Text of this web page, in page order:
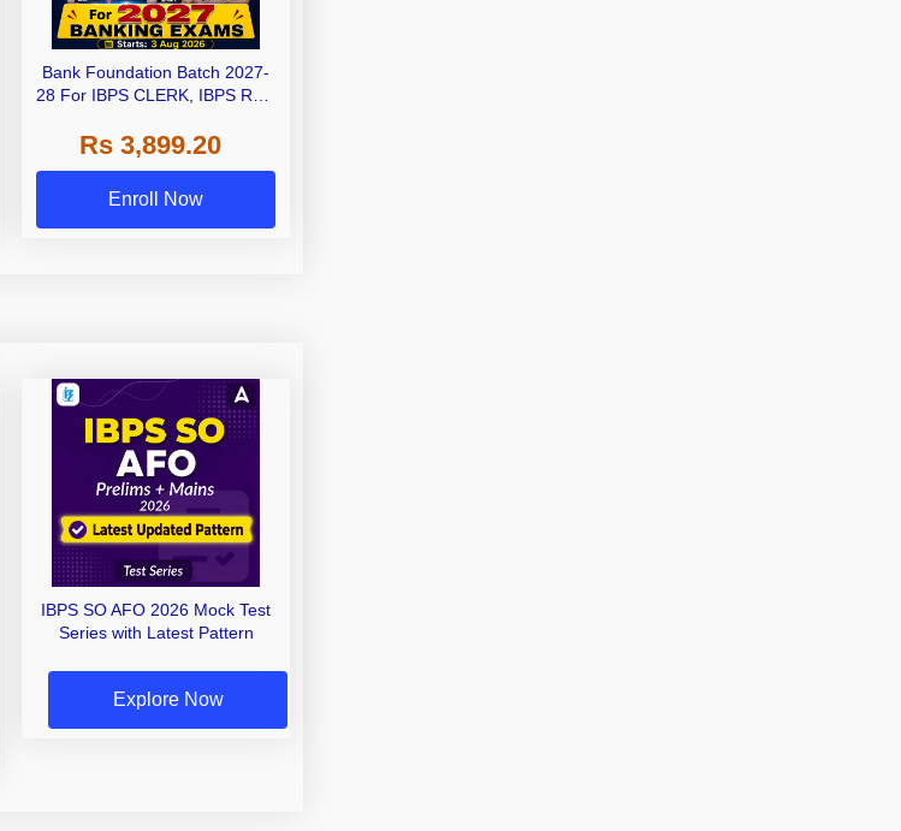
Bank Foundation Batch 2027-
28 For IBPS CLERK, IBPS RRB
PO, SBI Clerk, and Insurance
with Books | Bengali | Online
Rs 3,899.20
Enroll Now
IBPS SO AFO 2026 Mock Test
Series with Latest Pattern
Explore Now